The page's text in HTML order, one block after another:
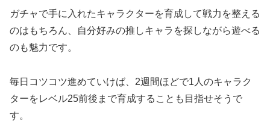
ガチャで手に入れたキャラクターを育成して戦力を整える
のはもちろん、自分好みの推しキャラを探しながら遊べる
のも魅力です。
毎日コツコツ進めていけば、2週間ほどで1人のキャラク
ターをレベル25前後まで育成することも目指せそうで
す。